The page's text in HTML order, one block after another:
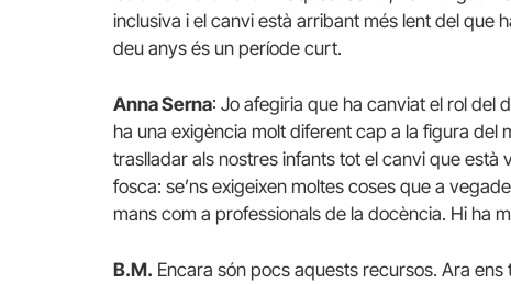
inclusiva i el canvi està arribant més lent del que
deu anys és un període curt.
Anna Serna: Jo afegiria que ha canviat el rol del
ha una exigència molt diferent cap a la figura del
traslladar als nostres infants tot el canvi que
fosca: se’ns exigeixen moltes coses que a
mans com a professionals de la docència. Hi ha
B.M. Encara són pocs aquests recursos. Ara